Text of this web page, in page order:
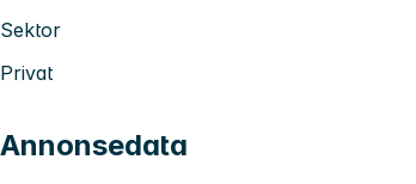
Sektor
Privat
Annonsedata